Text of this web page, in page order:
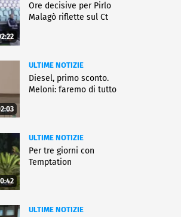
Ore decisive per Pirlo
Malagò riflette sul Ct
ULTIME NOTIZIE
Diesel, primo sconto.
Meloni: faremo di tutto
ULTIME NOTIZIE
Per tre giorni con
Temptation
ULTIME NOTIZIE